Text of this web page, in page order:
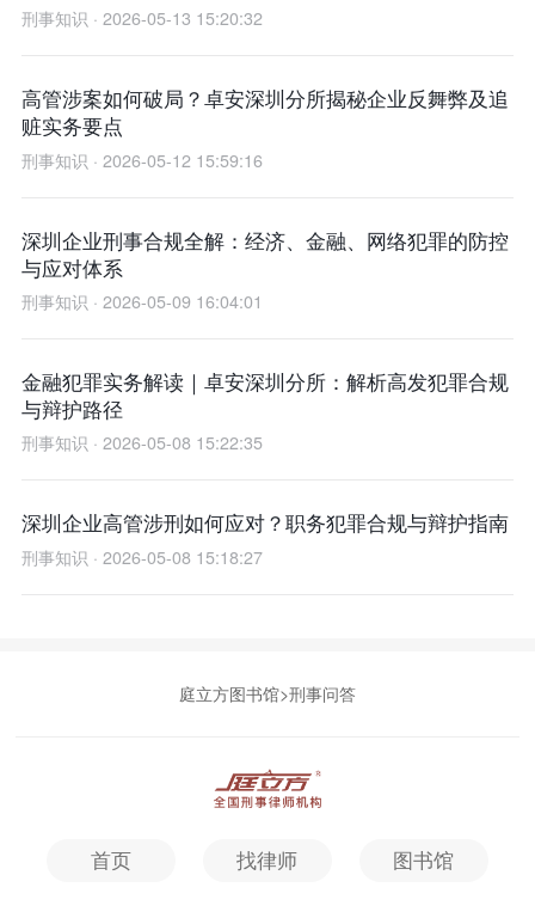
刑事知识 · 2026-05-13 15:20:32
高管涉案如何破局？卓安深圳分所揭秘企业反舞弊及追
赃实务要点
刑事知识 · 2026-05-12 15:59:16
深圳企业刑事合规全解：经济、金融、网络犯罪的防控
与应对体系
刑事知识 · 2026-05-09 16:04:01
金融犯罪实务解读｜卓安深圳分所：解析高发犯罪合规
与辩护路径
刑事知识 · 2026-05-08 15:22:35
深圳企业高管涉刑如何应对？职务犯罪合规与辩护指南
刑事知识 · 2026-05-08 15:18:27
庭立方图书馆>刑事问答
首页 找律师 图书馆